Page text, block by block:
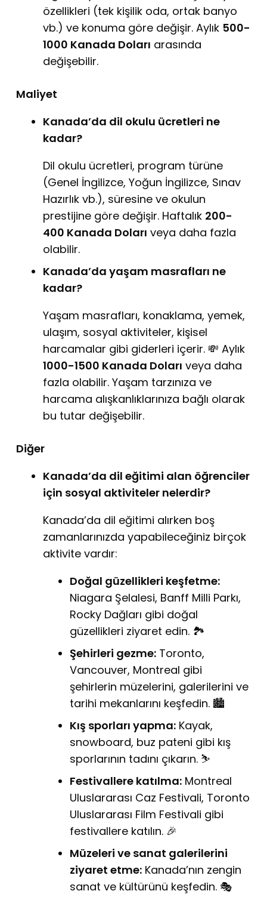
özellikleri (tek kişilik oda, ortak banyo
vb.) ve konuma göre değişir. Aylık 500-
1000 Kanada Doları arasında
değişebilir.
Maliyet
Kanada’da dil okulu ücretleri ne
kadar?
Dil okulu ücretleri, program türüne
(Genel İngilizce, Yoğun İngilizce, Sınav
Hazırlık vb.), süresine ve okulun
prestijine göre değişir. Haftalık 200-
400 Kanada Doları veya daha fazla
olabilir.
Kanada’da yaşam masrafları ne
kadar?
Yaşam masrafları, konaklama, yemek,
ulaşım, sosyal aktiviteler, kişisel
harcamalar gibi giderleri içerir. 💸 Aylık
1000-1500 Kanada Doları veya daha
fazla olabilir. Yaşam tarzınıza ve
harcama alışkanlıklarınıza bağlı olarak
bu tutar değişebilir.
Diğer
Kanada’da dil eğitimi alan öğrenciler
için sosyal aktiviteler nelerdir?
Kanada’da dil eğitimi alırken boş
zamanlarınızda yapabileceğiniz birçok
aktivite vardır:
Doğal güzellikleri keşfetme:
Niagara Şelalesi, Banff Milli Parkı,
Rocky Dağları gibi doğal
güzellikleri ziyaret edin. 🏞️
Şehirleri gezme: Toronto,
Vancouver, Montreal gibi
şehirlerin müzelerini, galerilerini ve
tarihi mekanlarını keşfedin. 🏙️
Kış sporları yapma: Kayak,
snowboard, buz pateni gibi kış
sporlarının tadını çıkarın. ⛷️
Festivallere katılma: Montreal
Uluslararası Caz Festivali, Toronto
Uluslararası Film Festivali gibi
festivallere katılın. 🎉
Müzeleri ve sanat galerilerini
ziyaret etme: Kanada’nın zengin
sanat ve kültürünü keşfedin. 🎭